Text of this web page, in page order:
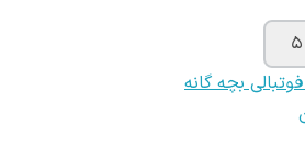
5
بچه گانه